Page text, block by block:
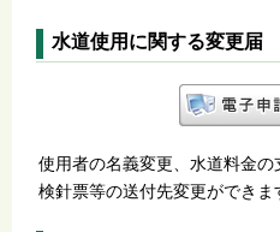
水道使用に関する変更届
使用者の名義変更、水道料金
検針票等の送付先変更ができま